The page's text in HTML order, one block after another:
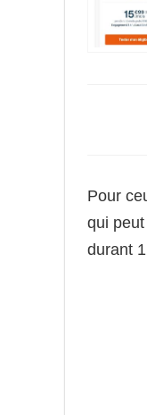
Pour
qui
durant